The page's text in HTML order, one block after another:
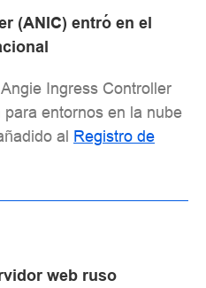
(ANIC) entró en el
Ingress Controller
entornos en la nube
al Registro de
web ruso